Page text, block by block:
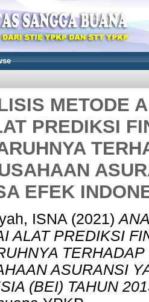
METODE
PREDIKSI
EFEK
ISNA (2021)
ALAT PREDIKSI
ASURANSI
(BEI) TAHUN